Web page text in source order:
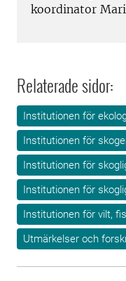
koordinator
Relaterade sidor:
Institutionen för
Institutionen för
Institutionen för
Institutionen för
Institutionen för vilt,
Utmärkelser och